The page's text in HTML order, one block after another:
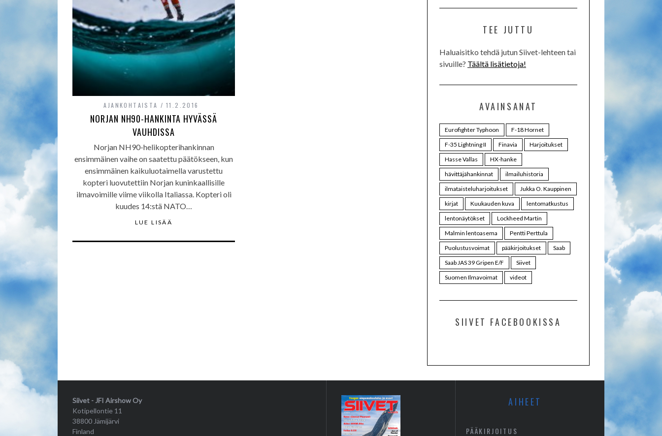
AJANKOHTAISTA 11.2.2016
NORJAN NH90-HANKINTA HYVÄSSÄ
VAUHDISSA
Norjan NH90-helikopterihankinnan
ensimmäinen vaihe on saatettu päätökseen, kun
ensimmäinen kaikuluotaimella varustettu
kopteri luovutettiin Norjan kuninkaallisille
ilmavoimille viime viikolla Italiassa. Kopteri oli
kuudes 14:stä NATO…
LUE LISÄÄ
TEE JUTTU
Haluaisitko tehdä jutun Siivet-lehteen tai
sivuille? Täältä lisätietoja!
AVAINSANAT
Eurofighter Typhoon
F-18 Hornet
F-35 Lightning II
Finavia
Harjoitukset
Hasse Vallas
HX-hanke
hävittäjähankinnat
ilmailuhistoria
ilmataisteluharjoitukset
Jukka O. Kauppinen
kirjat
Kuukauden kuva
lentomatkustus
lentonäytökset
Lockheed Martin
Malmin lentoasema
Pentti Perttula
Puolustusvoimat
pääkirjoitukset
Saab
Saab JAS 39 Gripen E/F
Siivet
Suomen Ilmavoimat
videot
SIIVET FACEBOOKISSA
Siivet - JFI Airshow Oy
Kotipellontie 11
38800 Jämijärvi
Finland
AIHEET
PÄÄKIRJOITUS